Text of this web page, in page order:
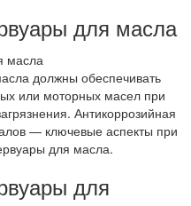
для масла
должны обеспечивать
или моторных масел при
Антикоррозийная
— ключевые аспекты при
для масла.
для